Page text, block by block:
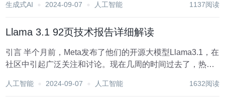
我们进入一个全新的 AI 时代。这不仅是技术的突破，更是对
生成式AI 2024-09-07 人工智能 1137阅读
Llama 3.1 92页技术报告详细解读
引言 半个月前，Meta发布了他们的开源大模型Llama3.1，在
社区中引起广泛关注和讨论。现在几周的时间过去了，热度
开出来。报告数据更新到了Llama 3.1，正是理性地来审视一
人工智能 2024-09-07 人工智能 1632阅读